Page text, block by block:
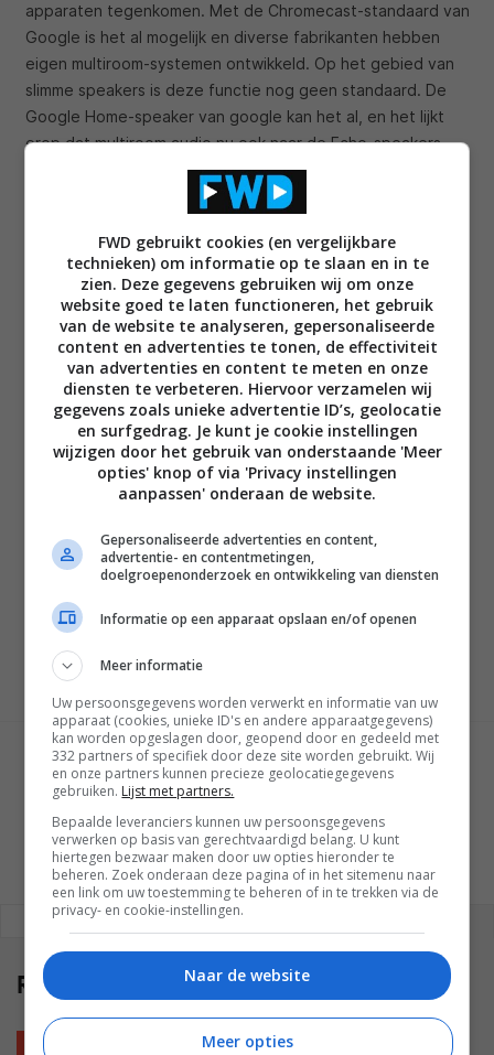
apparaten tegenkomen. Met de Chromecast-standaard van
Google is het al mogelijk en diverse fabrikanten hebben
eigen multiroom-systemen ontwikkeld. Op het gebied van
slimme speakers is deze functie nog geen standaard. De
Google Home-speaker van google kan het al, en het lijkt
erop dat multiroom audio nu ook naar de Echo-speakers
van het Amerikaanse bedrijf komt.
Volgens de bronnen van het DuitseCashys Blog
Amazon momenteel aan een manier om multiroom audio
naar zijn Echo-apparaten te sturen. Ook zou Amazon het
mogelijk willen maken om Alexa-speakers in groepen te
plaatsen waardoor je de audioweergave met groep kunt
aanpassen. Amazon zelf heeft nog niet op het gerucht
gereageerd, maar het lijkt een logische nieuwe functie voor
de populaire Amazon Echo-speakers.
Het enige probleem dat Amazon nu nog heeft is dat de
Echo-speakers niet echt bekendstaan om hun uitmuntende
audiokwaliteit. Er zijn dan ook al fabrikanten die hun eigen
speaker met de Alexa-spraakassistent op de markt willen
brengen. Vorige week zagen we bijvoorbeeld de
van KitSound voorbij komen. De concurrentie staat
echter ook niet stil. Zo heeft Apple onlangs de
aangekondigd, een speaker die met name op het gebied
van audiokwaliteit ook hoge ogen moet gooien.
GESCHREVEN DOOR
MARTIJN CHEL
REAGEREN
Reacties
FWD gebruikt cookies (en vergelijkbare
technieken) om informatie op te slaan en in te
zien. Deze gegevens gebruiken wij om onze
website goed te laten functioneren, het gebruik
van de website te analyseren, gepersonaliseerde
content en advertenties te tonen, de effectiviteit
van advertenties en content te meten en onze
diensten te verbeteren. Hiervoor verzamelen wij
gegevens zoals unieke advertentie ID’s, geolocatie
en surfgedrag. Je kunt je cookie instellingen
wijzigen door het gebruik van onderstaande 'Meer
opties' knop of via 'Privacy instellingen
aanpassen' onderaan de website.
Gepersonaliseerde advertenties en content,
advertentie- en contentmetingen,
doelgroepenonderzoek en ontwikkeling van diensten
Informatie op een apparaat opslaan en/of openen
Meer informatie
Uw persoonsgegevens worden verwerkt en informatie van uw
apparaat (cookies, unieke ID's en andere apparaatgegevens)
kan worden opgeslagen door, geopend door en gedeeld met
332 partners of specifiek door deze site worden gebruikt. Wij
en onze partners kunnen precieze geolocatiegegevens
gebruiken. Lijst met partners.
Bepaalde leveranciers kunnen uw persoonsgegevens
verwerken op basis van gerechtvaardigd belang. U kunt
hiertegen bezwaar maken door uw opties hieronder te
beheren. Zoek onderaan deze pagina of in het sitemenu naar
een link om uw toestemming te beheren of in te trekken via de
privacy- en cookie-instellingen.
Naar de website
Meer opties